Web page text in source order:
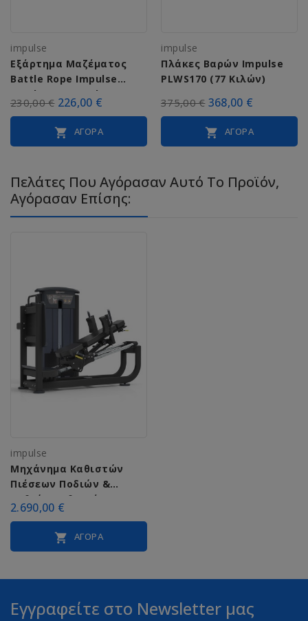
impulse
Εξάρτημα Μαζέματος
Battle Rope Impulse
Battle Rope Reel IZ7017
230,00 € 226,00 €
 ΑΓΟΡΆ
impulse
Πλάκες Βαρών Impulse
PLWS170 (77 Κιλών)
375,00 € 368,00 €
 ΑΓΟΡΆ
Πελάτες Που Αγόρασαν Αυτό Το Προϊόν,
Αγόρασαν Επίσης:
impulse
Μηχάνημα Καθιστών
Πιέσεων Ποδιών &
Βαθιών Καθισμάτων
Impulse Seated Leg
2.690,00 €
 ΑΓΟΡΆ
Εγγραφείτε στο Newsletter μας